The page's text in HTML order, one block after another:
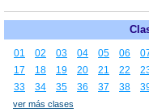
01 02 03 04 05 06
17
18 19 20 21 22
33
34 35 36 37 38
ver más clases